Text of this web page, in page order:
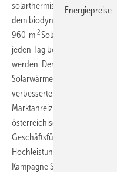
solarthermischen Anlagen
dem biodynamischen
960 m 2Solarkollektoren
jeden Tag beheizt werden
werden. Der Biobauer hatte
Solarwärme zu integrieren.
verbesserte Förderung für
Marktanreizprogramm (MAP)
österreichischen
Geschäftsführer der Winkler
Hochleistungskollektoren für
Kampagne Solarwärme für
Energiepreise